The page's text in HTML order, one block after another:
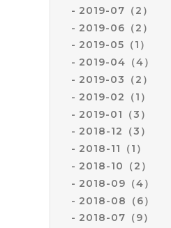
2019-07（2）
2019-06（2）
2019-05（1）
2019-04（4）
2019-03（2）
2019-02（1）
2019-01（3）
2018-12（3）
2018-11（1）
2018-10（2）
2018-09（4）
2018-08（6）
2018-07（9）